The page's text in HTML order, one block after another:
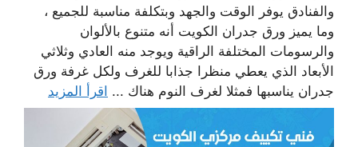
والفنادق يوفر الوقت والجهد وبتكلفة مناسبة للجميع ،
وما يميز ورق جدران الكويت أنه متنوع بالألوان
والرسومات المختلفة الراقية ويوجد منه العادي وثلاثي
الأبعاد الذي يعطي منظرا جذابا للغرف ولكل غرفة ورق
جدران يناسبها فمثلا لغرف النوم هناك ... اقرأ المزيد